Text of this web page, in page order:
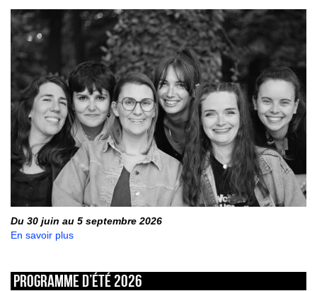
Du 30 juin au 5 septembre 2026
En savoir plus
Programme d’été 2026